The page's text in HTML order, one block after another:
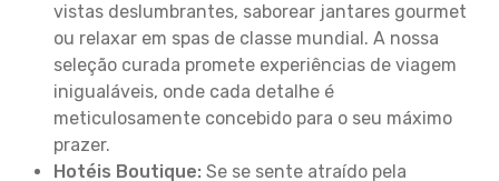
vistas deslumbrantes, saborear jantares gourmet
ou relaxar em spas de classe mundial. A nossa
seleção curada promete experiências de viagem
inigualáveis, onde cada detalhe é
meticulosamente concebido para o seu máximo
prazer.
Hotéis Boutique: Se se sente atraído pela